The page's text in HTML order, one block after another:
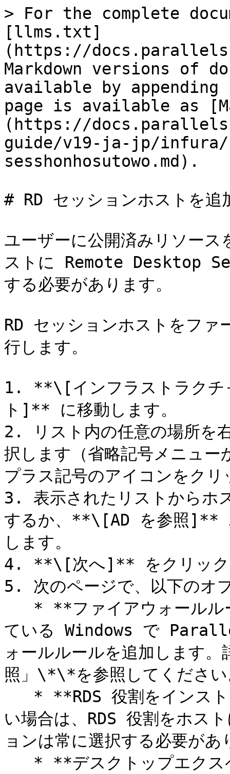
> For the complete
[llms.txt]
(https://
Markdown versions of
available by
page is available as
(https://
guide/v19-ja-jp/infura/
sesshonhosutowo.md).
# RD セッションホストを追
ユーザーに公開済みリソー
ストに Remote Desktop
する必要があります。
RD セッションホストをファ
行します。
1. **\[インフラストラク
ト]** に移動します。
2. リスト内の任意の場所
択します（省略記号メニ
プラス記号のアイコンをク
3. 表示されたリストからホ
するか、**\[AD を参照]**
します。
4. **\[次へ]** をクリック
5. 次のページで、以下のオ
ている Windows で
ォールルールを追加します
照」\*\*を参照してください
い場合は、RDS 役割をホス
ョンは常に選択する必要があ